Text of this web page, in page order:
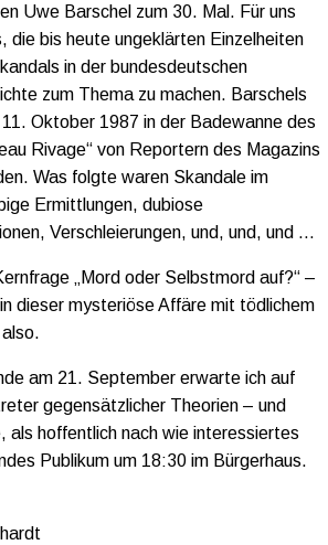
Uwe Barschel zum 30. Mal. Für uns
die bis heute ungeklärten Einzelheiten
in der bundesdeutschen
zum Thema zu machen. Barschels
11. Oktober 1987 in der Badewanne des
Rivage“ von Reportern des Magazins
Was folgte waren Skandale im
Ermittlungen, dubiose
Verschleierungen, und, und, und …
„Mord oder Selbstmord auf?“ –
dieser mysteriöse Affäre mit tödlichem
am 21. September erwarte ich auf
gegensätzlicher Theorien – und
als hoffentlich nach wie interessiertes
Publikum um 18:30 im Bürgerhaus.